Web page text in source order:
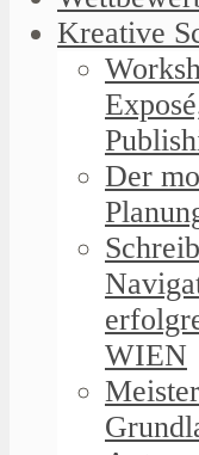
Kreative
Der
WIEN